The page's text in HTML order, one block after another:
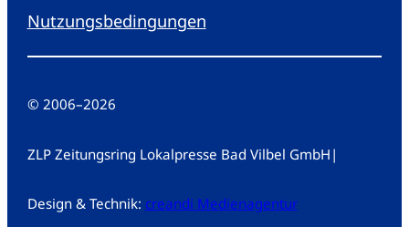
Nutzungsbedingungen
© 2006–2026
ZLP Zeitungsring Lokalpresse Bad Vilbel GmbH |
Design & Technik: creandi Medienagentur